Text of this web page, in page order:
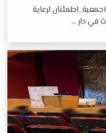
لرعاية
في دار ...